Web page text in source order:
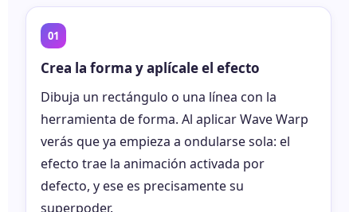
Crea la forma y aplícale el efecto
Dibuja un rectángulo o una línea con la
herramienta de forma. Al aplicar Wave Warp
verás que ya empieza a ondularse sola: el
efecto trae la animación activada por
defecto, y ese es precisamente su
superpoder.